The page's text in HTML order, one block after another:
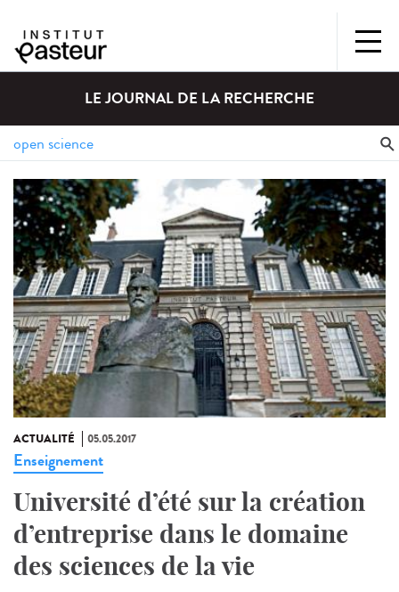
LE JOURNAL DE LA RECHERCHE
ACTUALITÉ 05.05.2017
Enseignement
Université d’été sur la création
d’entreprise dans le domaine
des sciences de la vie